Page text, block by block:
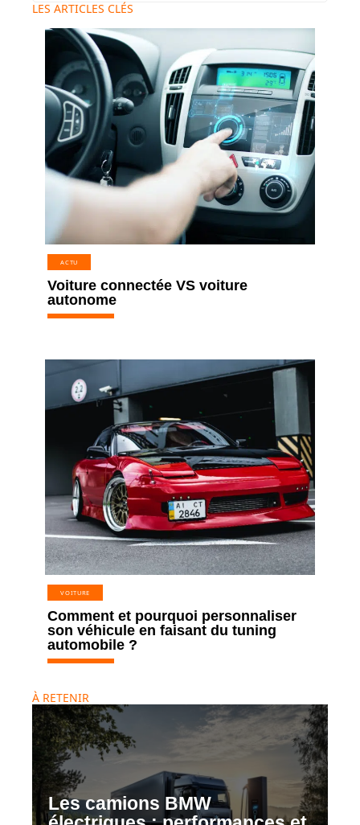
LES ARTICLES CLÉS
ACTU
Voiture connectée VS voiture
autonome
VOITURE
Comment et pourquoi personnaliser
son véhicule en faisant du tuning
automobile ?
À RETENIR
Les camions BMW